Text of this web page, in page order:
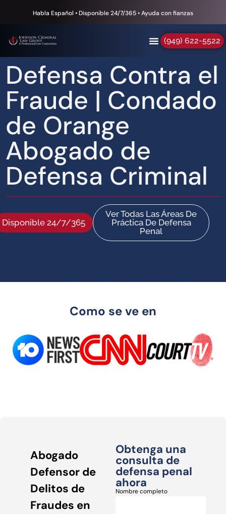
Habla Español • Disponible 24/7/365 • Ayuda con fianzas
(949) 622-5522
Defensa Contra el
Fraude | Condado
de Orange
Abogado de
Defensa Criminal
Disponible 24/7/365
Ver Todas Las Áreas De
Práctica De Defensa
Penal
Como se ve en
Abogado
Defensor de
Delitos de
Fraudes en
Obtenga una
consulta de
defensa penal
ahora
Nombre completo